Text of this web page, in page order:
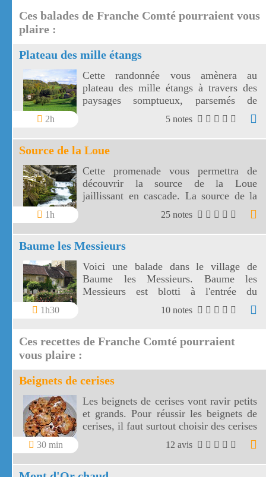
Ces balades de Franche Comté pourraient vous
plaire :
Plateau des mille étangs
2h
Cette randonnée vous amènera au
plateau des mille étangs à travers des
paysages somptueux, parsemés de
forêts, de prairies et d'étangs. Sur toute
la longueur du parcours sur le plateau
des mille étangs l'altitude est comprise
entre 600 et 700 mètres.
5 notes
Source de la Loue
1h
Cette promenade vous permettra de
découvrir la source de la Loue
jaillissant en cascade. La source de la
Loue est une résurgence du Doubs.
25 notes
Baume les Messieurs
1h30
Voici une balade dans le village de
Baume les Messieurs. Baume les
Messieurs est blotti à l'entrée du
spectaculaire cirque de Baume.
10 notes
Ces recettes de Franche Comté pourraient
vous plaire :
Beignets de cerises
30 min
Les beignets de cerises vont ravir petits
et grands. Pour réussir les beignets de
cerises, il faut surtout choisir des cerises
bien noires et bien mûres.
12 avis